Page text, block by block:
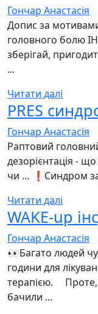
Гончар Анастасія
Допис за
головного болю
зберігай,
...
Читати далі
PRES
Гончар Анастасія
Раптовий
дезорієнтація -
чи … ❗️Синдром
Читати далі
WAKE-up
Гончар Анастасія
👀Багато людей
години для
терапією. ⠀
бачили ...